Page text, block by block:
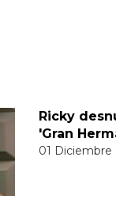
Ricky
'Gran
01 Diciembre